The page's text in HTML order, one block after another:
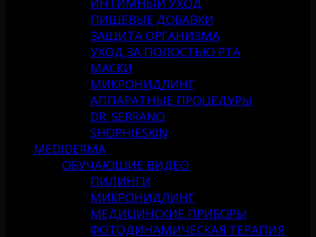
ПИЩЕВЫЕ ДОБАВКИ
ЗАЩИТА ОРГАНИЗМА
УХОД ЗА ПОЛОСТЬЮ РТА
МАСКИ
МИКРОНИДЛИНГ
АППАРАТНЫЕ ПРОЦЕДУРЫ
DR. SERRANO
SHOPHIESKIN
MEDIDERMA
ОБУЧАЮЩИЕ ВИДЕО
ПИЛИНГИ
МИКРОНИДЛИНГ
МЕДИЦИНСКИЕ ПРИБОРЫ
ФОТОДИНАМИЧЕСКАЯ ТЕРАПИЯ